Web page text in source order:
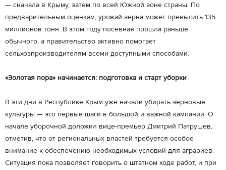
— сначала в Крыму, затем по всей Южной зоне страны. По
предварительным оценкам, урожай зерна может превысить 135
миллионов тонн. В этом году посевная прошла раньше
обычного, а правительство активно помогает
сельхозпроизводителям всеми доступными способами.
«Золотая пора» начинается: подготовка и старт уборки
В эти дни в Республике Крым уже начали убирать зерновые
культуры — это первые шаги в большой и важной кампании. О
начале уборочной доложил вице-премьер Дмитрий Патрушев,
отметив, что от региональных властей требуется особое
внимание к обеспечению необходимых условий для аграриев.
Ситуация пока позволяет говорить о штатном ходе работ, и при